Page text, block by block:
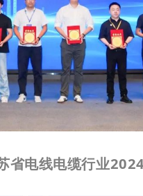
省电线电缆行业